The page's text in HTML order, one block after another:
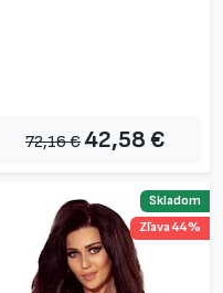
72,16 €42,58 €
Skladom
Zľava 44%